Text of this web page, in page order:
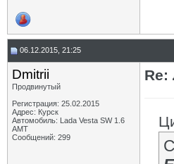
06.12.2015, 21:25
Dmitrii
Продвинутый
Регистрация: 25.02.2015
Адрес: Курск
Автомобиль: Lada Vesta SW 1.6
АМТ
Сообщений: 299
Re: